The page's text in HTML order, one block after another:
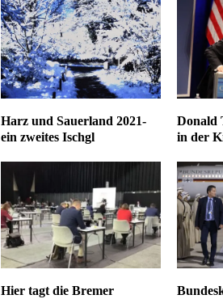
Harz und Sauerland 2021-
ein zweites Ischgl
Donald
in der
Hier tagt die Bremer